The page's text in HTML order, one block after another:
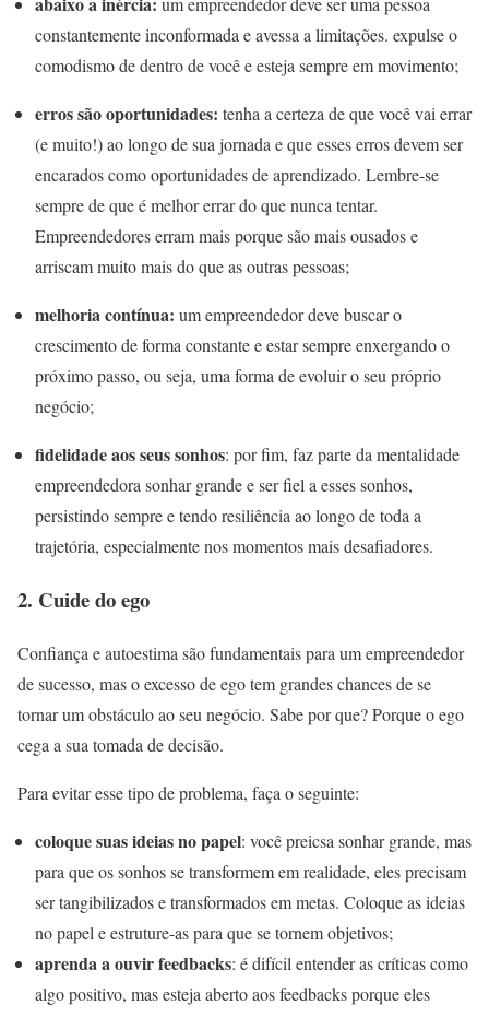
constantemente inconformada e avessa a limitações. expulse o
comodismo de dentro de você e esteja sempre em movimento;
erros são oportunidades: tenha a certeza de que você vai errar
(e muito!) ao longo de sua jornada e que esses erros devem ser
encarados como oportunidades de aprendizado. Lembre-se
sempre de que é melhor errar do que nunca tentar.
Empreendedores erram mais porque são mais ousados e
arriscam muito mais do que as outras pessoas;
melhoria contínua: um empreendedor deve buscar o
crescimento de forma constante e estar sempre enxergando o
próximo passo, ou seja, uma forma de evoluir o seu próprio
negócio;
fidelidade aos seus sonhos: por fim, faz parte da mentalidade
empreendedora sonhar grande e ser fiel a esses sonhos,
persistindo sempre e tendo resiliência ao longo de toda a
trajetória, especialmente nos momentos mais desafiadores.
2. Cuide do ego
Confiança e autoestima são fundamentais para um empreendedor
de sucesso, mas o excesso de ego tem grandes chances de se
tornar um obstáculo ao seu negócio. Sabe por que? Porque o ego
cega a sua tomada de decisão.
Para evitar esse tipo de problema, faça o seguinte:
coloque suas ideias no papel: você preicsa sonhar grande, mas
para que os sonhos se transformem em realidade, eles precisam
ser tangibilizados e transformados em metas. Coloque as ideias
no papel e estruture-as para que se tornem objetivos;
aprenda a ouvir feedbacks: é difícil entender as críticas como
algo positivo, mas esteja aberto aos feedbacks porque eles